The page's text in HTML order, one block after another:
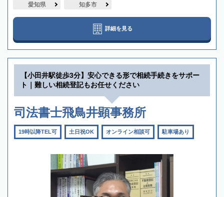
愛知県 知多市
詳細を見る
【小田井駅徒歩3分】安心できる形で相続手続きをサポー
ト｜難しい相続登記もお任せください
司法書士飛鳥井顕事務所
19時以降TEL可 土日祝OK オンライン相談可 駐車場あり